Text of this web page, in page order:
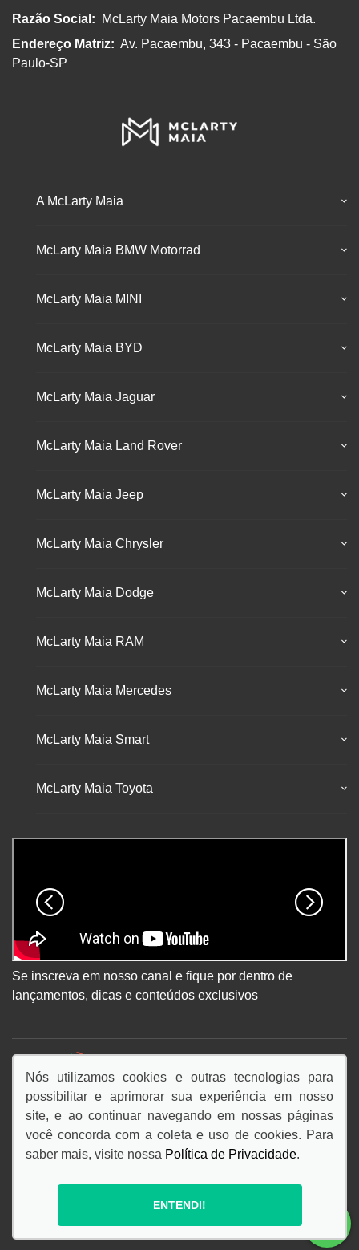
Razão Social:
McLarty Maia Motors Pacaembu Ltda.
Endereço Matriz: Av. Pacaembu, 343 - Pacaembu - São
Paulo-SP
A McLarty Maia
McLarty Maia BMW Motorrad
McLarty Maia MINI
McLarty Maia BYD
McLarty Maia Jaguar
McLarty Maia Land Rover
McLarty Maia Jeep
McLarty Maia Chrysler
McLarty Maia Dodge
McLarty Maia RAM
McLarty Maia Mercedes
McLarty Maia Smart
McLarty Maia Toyota
Se inscreva em nosso canal e fique por dentro de
lançamentos, dicas e conteúdos exclusivos
DESACELERE. SEU BEM MAIOR É A VIDA.
Politica de privacidade
Nós utilizamos cookies e outras tecnologias para
possibilitar e aprimorar sua experiência em nosso
site, e ao continuar navegando em nossas páginas
você concorda com a coleta e uso de cookies. Para
saber mais, visite nossa Política de Privacidade.
ENTENDI!